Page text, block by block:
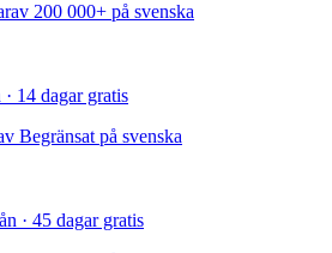
200 000+ på svenska
14 dagar gratis
Begränsat på svenska
· 45 dagar gratis